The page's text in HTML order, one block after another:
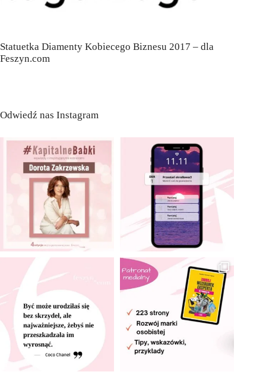
Statuetka Diamenty Kobiecego Biznesu 2017 – dla
Feszyn.com
Odwiedź nas Instagram